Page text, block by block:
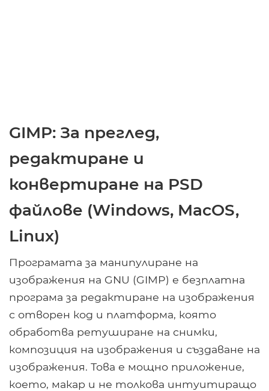
GIMP: За преглед,
редактиране и
конвертиране на PSD
файлове (Windows, MacOS,
Linux)
Програмата за манипулиране на
изображения на GNU (GIMP) е безплатна
програма за редактиране на изображения
с отворен код и платформа, която
обработва ретуширане на снимки,
композиция на изображения и създаване на
изображения. Това е мощно приложение,
което, макар и не толкова интуитиращо